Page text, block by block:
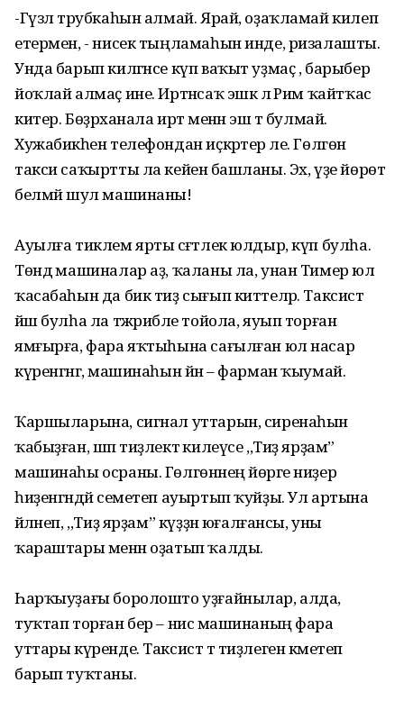
-Гүзәл трубкаһын алмай. Ярай, оҙаҡламай килеп
етермен, - нисек тыңламаһын инде, ризалашты.
Унда барып килгәнсе күп ваҡыт уҙмаҫ , барыбер
йоҡлай алмаҫ ине. Иртәнсаҡ эшкә лә Рим ҡайтҡас
китер. Бөҙрәханала иртә менән эш тә булмай.
Хужабикәһен телефондан иҫкәртер әле. Гөлгөнә
такси саҡыртты ла кейенә башланы. Эх, үҙе йөрөтә
белмәй шул машинаны!
Ауылға тиклем ярты сәғәтлек юлдыр, күп булһа.
Төндә машиналар аҙ, ҡаланы ла, унан Тимер юл
ҡасабаһын да бик тиҙ сығып киттеләр. Таксист
йәш булһа ла тәжрибәле тойола, яуып торған
ямғырға, фара яҡтыһына сағылған юл насар
күренгәнгә, машинаһын йән – фарман ҡыумай.
Ҡаршыларына, сигнал уттарын, сиренаһын
ҡабыҙған, шәп тиҙлектә килеүсе ,,Тиҙ ярҙам”
машинаһы осраны. Гөлгөнәнең йөрәге ниҙер
һиҙенгәндәй семетеп ауыртып ҡуйҙы. Ул артына
әйләнеп, ,,Тиҙ ярҙам” күҙҙән юғалғансы, уны
ҡараштары менән оҙатып ҡалды.
Һарҡыуҙағы боролошто уҙғайнылар, алда,
туҡтап торған бер – нисә машинаның фара
уттары күренде. Таксист тә тиҙлеген кәметеп
барып туҡтаны.